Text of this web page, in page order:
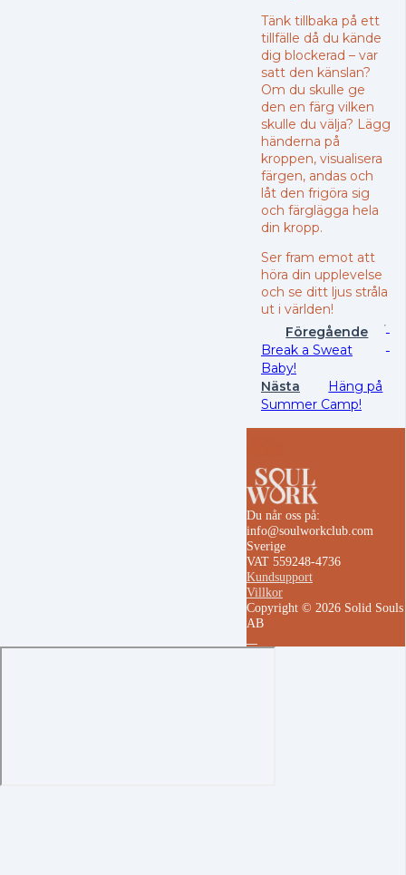
Tänk tillbaka på ett
tillfälle då du kände
dig blockerad – var
satt den känslan?
Om du skulle ge
den en färg vilken
skulle du välja? Lägg
händerna på
kroppen, visualisera
färgen, andas och
låt den frigöra sig
och färglägga hela
din kropp.
Ser fram emot att
höra din upplevelse
och se ditt ljus stråla
ut i världen!
Föregående
Break a Sweat
Baby!
Nästa
Häng på
Summer Camp!
Du når oss på:
info@soulworkclub.com
Sverige
VAT 559248-4736
Kundsupport
Villkor
Copyright © 2026 Solid Souls
AB